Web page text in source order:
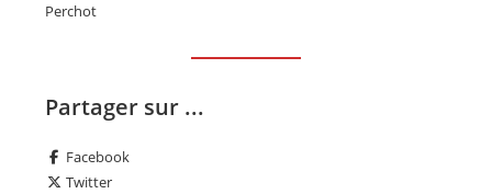
Perchot
Partager sur ...
Facebook
Twitter